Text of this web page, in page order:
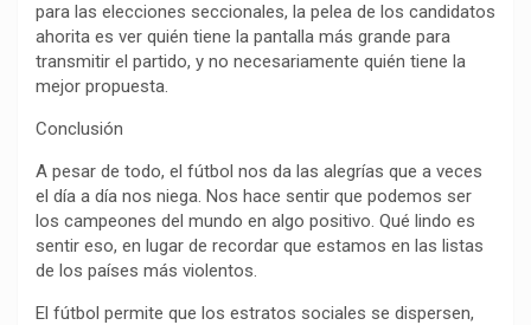
para las elecciones seccionales, la pelea de los candidatos
ahorita es ver quién tiene la pantalla más grande para
transmitir el partido, y no necesariamente quién tiene la
mejor propuesta.
Conclusión
A pesar de todo, el fútbol nos da las alegrías que a veces
el día a día nos niega. Nos hace sentir que podemos ser
los campeones del mundo en algo positivo. Qué lindo es
sentir eso, en lugar de recordar que estamos en las listas
de los países más violentos.
El fútbol permite que los estratos sociales se dispersen,